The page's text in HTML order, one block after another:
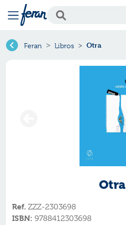
Feran Libros Otra
Otra
Ref. ZZZ-2303698
ISBN: 9788412303698